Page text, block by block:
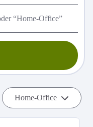
Home-Office